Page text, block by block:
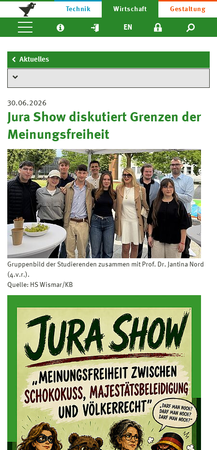
Technik Wirtschaft Gestaltung
EN
Aktuelles
30.06.2026
Jura Show diskutiert Grenzen der
Meinungsfreiheit
Gruppenbild der Studierenden zusammen mit Prof. Dr. Jantina Nord
(4.v.r.).
Quelle: HS Wismar/KB